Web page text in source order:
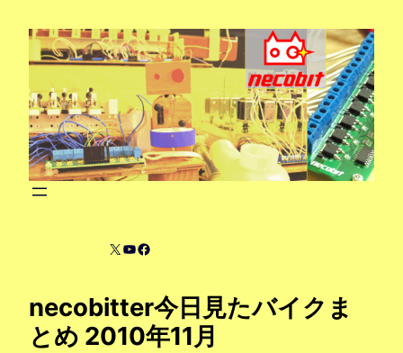
X YouTube
Facebook
necobitter今日見たバイクま
とめ 2010年11月